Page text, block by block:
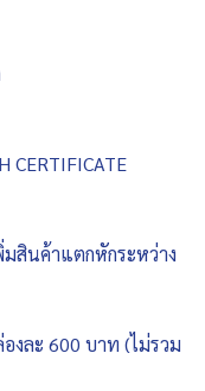
CERTIFICATE
สินค้าแตกหักระหว่าง
งละ 600 บาท (ไม่รวม